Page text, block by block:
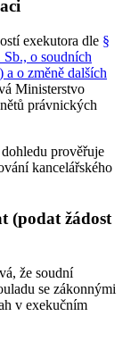
exekutora dle §
Sb., o soudních
o změně dalších
Ministerstvo
právnických
prověřuje
kancelářského
(podat žádost
že soudní
se zákonnými
v exekučním